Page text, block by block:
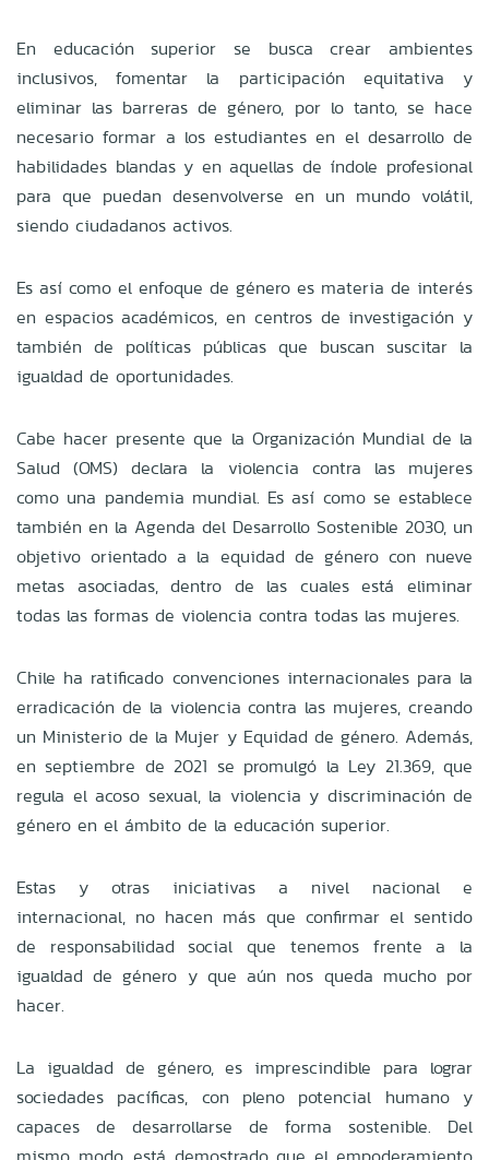
En educación superior se busca crear ambientes
inclusivos, fomentar la participación equitativa y
eliminar las barreras de género, por lo tanto, se hace
necesario formar a los estudiantes en el desarrollo de
habilidades blandas y en aquellas de índole profesional
para que puedan desenvolverse en un mundo volátil,
siendo ciudadanos activos.
Es así como el enfoque de género es materia de interés
en espacios académicos, en centros de investigación y
también de políticas públicas que buscan suscitar la
igualdad de oportunidades.
Cabe hacer presente que la Organización Mundial de la
Salud (OMS) declara la violencia contra las mujeres
como una pandemia mundial. Es así como se establece
también en la Agenda del Desarrollo Sostenible 2030, un
objetivo orientado a la equidad de género con nueve
metas asociadas, dentro de las cuales está eliminar
todas las formas de violencia contra todas las mujeres.
Chile ha ratificado convenciones internacionales para la
erradicación de la violencia contra las mujeres, creando
un Ministerio de la Mujer y Equidad de género. Además,
en septiembre de 2021 se promulgó la Ley 21.369, que
regula el acoso sexual, la violencia y discriminación de
género en el ámbito de la educación superior.
Estas y otras iniciativas a nivel nacional e
internacional, no hacen más que confirmar el sentido
de responsabilidad social que tenemos frente a la
igualdad de género y que aún nos queda mucho por
hacer.
La igualdad de género,es imprescindible para lograr
sociedades pacíficas, con pleno potencial humano y
capaces de desarrollarse de forma sostenible. Del